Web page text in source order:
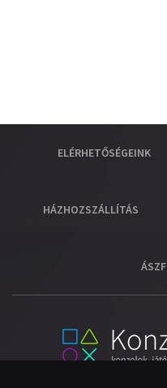
ELÉRHETŐSÉGEINK
HÁZHOZSZÁLLÍTÁS
ÁSZF